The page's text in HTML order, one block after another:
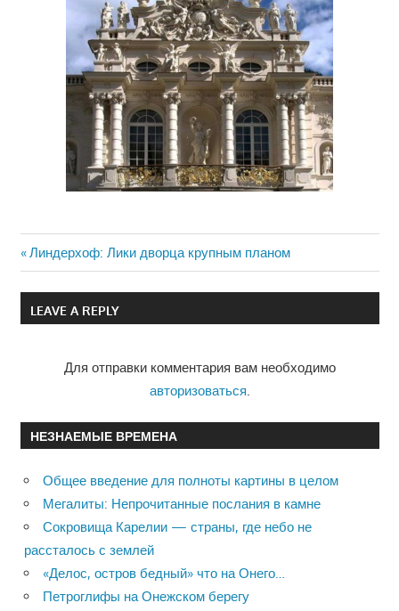
Навигация
по
Previous
Post:
Линдерхоф: Лики дворца крупным планом
LEAVE A REPLY
Для отправки комментария вам необходимо
авторизоваться
НЕЗНАЕМЫЕ ВРЕМЕНА
Общее введение для полноты картины в целом
Мегалиты: Непрочитанные послания в камне
Сокровища Карелии — страны, где небо не
рассталось с землей
«Делос, остров бедный» что на Онего…
Петроглифы на Онежском берегу